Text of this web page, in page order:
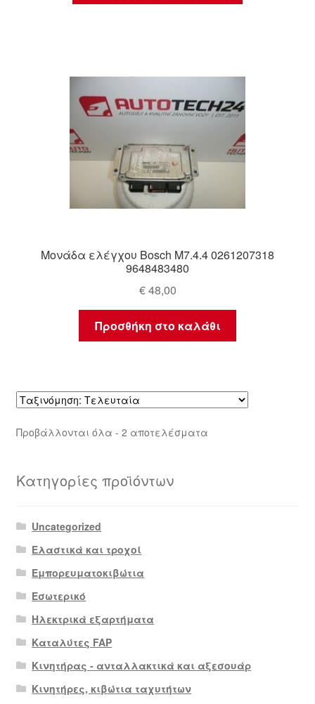
Μονάδα ελέγχου Bosch M7.4.4 0261207318
9648483480
€48,00
Προσθήκη στο καλάθι
Προβάλλονται όλα - 2 αποτελέσματαSorted
Κατηγορίες προϊόντων
Uncategorized
Ελαστικά και τροχοί
Εμπορευματοκιβώτια
Εσωτερικό
Ηλεκτρικά εξαρτήματα
Καταλύτες FAP
Κινητήρας - ανταλλακτικά και αξεσουάρ
Κινητήρες, κιβώτια ταχυτήτων